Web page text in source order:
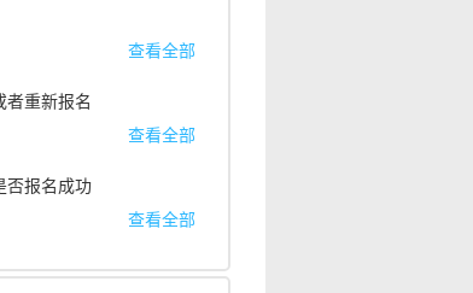
供相应证件进行审核，审核通过后不影响您后续的流程。
点、时间、报考专业和退费。若是报错专业，您可以仔
1）肖像拍摄要求：照片将会作为准考证照片使用：
2、五官必须清晰，背景必须是白色；
3、照片拍摄范围内不能有杂物；
1.复印件户口本不行，
3）艺术类报考证：
2、可以是高考报名表，可以是准考证，可以是艺术类统考证
遇到报考高峰期，审核速度可能会比较慢，请同学们耐心
报名流程为：注册—登录—考生信息完善（如果已完善，请
查看全部
者重新报名
，报名成功视为考生已确认所有报名信息无误，无法提供取
查看全部
否报名成功
手机端可以先点击“个人中心”-“我的支付”查看交费记录，
查看全部